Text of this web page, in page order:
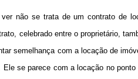
não se trata de um contrato de
celebrado entre o proprietário,
semelhança com a locação de
Ele se parece com a locação no